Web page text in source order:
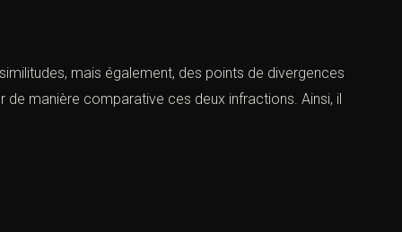
mais également, des points de divergences
manière comparative ces deux infractions. Ainsi, il